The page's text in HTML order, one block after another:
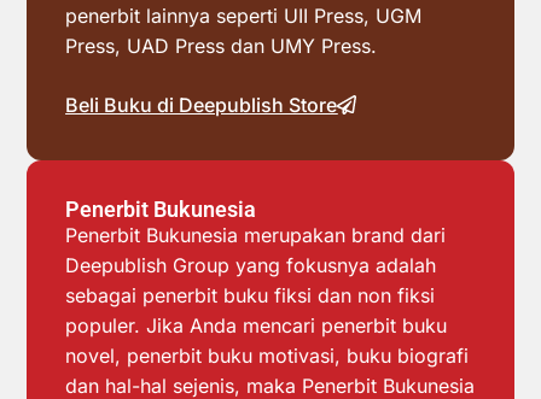
penerbit lainnya seperti UII Press, UGM
Press, UAD Press dan UMY Press.
Beli Buku di Deepublish Store
Penerbit Bukunesia
Penerbit Bukunesia merupakan brand dari
Deepublish Group yang fokusnya adalah
sebagai penerbit buku fiksi dan non fiksi
populer. Jika Anda mencari penerbit buku
novel, penerbit buku motivasi, buku biografi
dan hal-hal sejenis, maka Penerbit Bukunesia